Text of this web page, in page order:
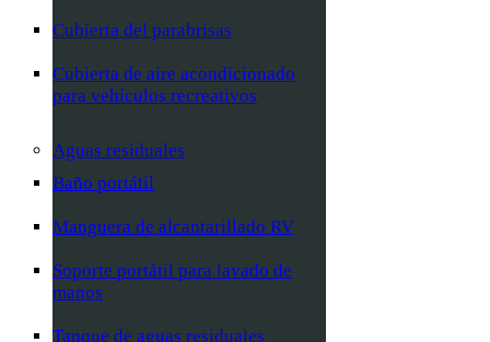
Cubierta del parabrisas
Cubierta de aire acondicionado
para vehículos recreativos
Aguas residuales
Baño portátil
Manguera de alcantarillado RV
Soporte portátil para lavado de
manos
Tanque de aguas residuales